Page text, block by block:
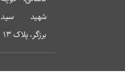
شهید سید
برزگر، پلاک 13